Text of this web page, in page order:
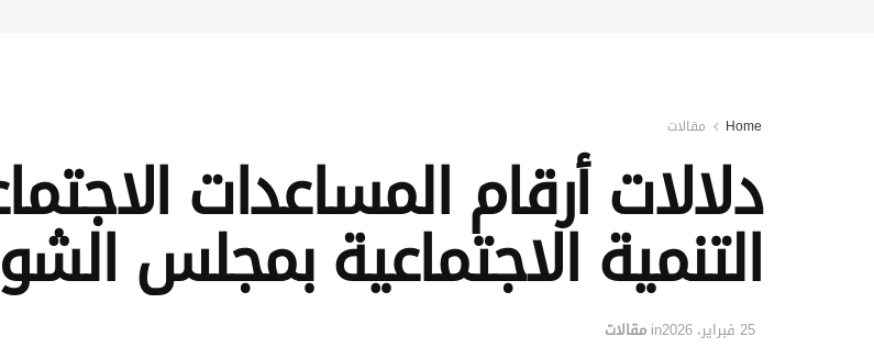
Home مقالات
دلالات أرقام المساعدات
التنمية الاجتماعية بمجلس
25 فبراير، 2026 in مقالات